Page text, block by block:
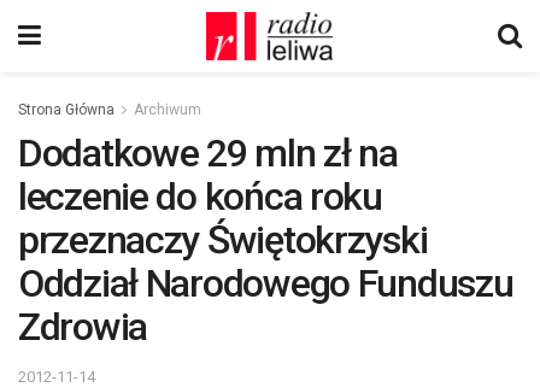
Strona Główna Archiwum
Dodatkowe 29 mln zł na
leczenie do końca roku
przeznaczy Świętokrzyski
Oddział Narodowego Funduszu
Zdrowia
2012-11-14